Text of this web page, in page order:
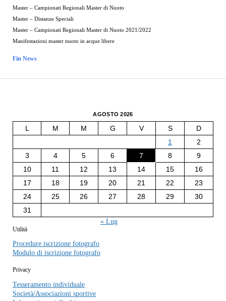
Master – Campionati Regionali Master di Nuoto
Master – Distanze Speciali
Master – Campionati Regionali Master di Nuoto 2021/2022
Manifestazioni master nuoto in acque libere
Fin News
AGOSTO 2026
L M M G V S
D
1
2
3
4 5 6 7 8
9
10
11 12 13 14 15
16
17
18 19 20 21 22
23
24
25 26 27 28 29
30
31
« Lug
Utilità
Procedure iscrizione fotografo
Modulo di iscrizione fotografo
Privacy
Tesseramento individuale
Società/Associazioni sportive